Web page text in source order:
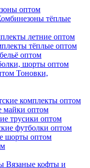
оптом
тёплые
летние оптом
тёплые оптом
оптом
шорты оптом
Тоновки,
комплекты оптом
майки оптом
трусики оптом
футболки оптом
шорты оптом
Вязаные кофты и